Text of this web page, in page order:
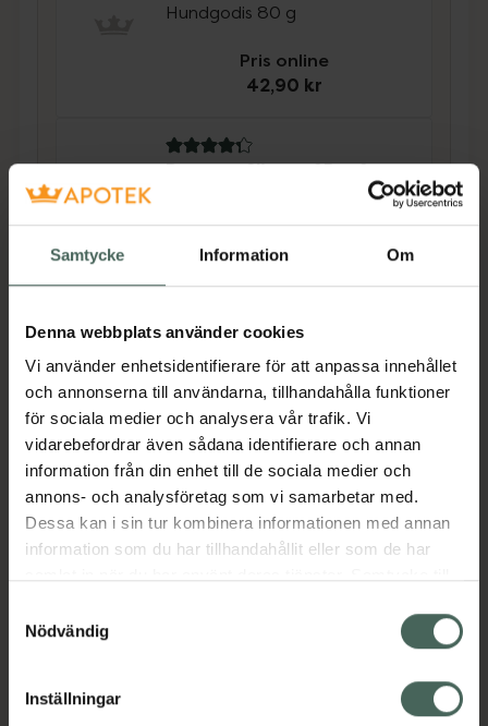
Samtycke Information Om
Denna webbplats använder cookies
Vi använder enhetsidentifierare för att anpassa innehållet
och annonserna till användarna, tillhandahålla funktioner
för sociala medier och analysera vår trafik. Vi
vidarebefordrar även sådana identifierare och annan
information från din enhet till de sociala medier och
annons- och analysföretag som vi samarbetar med.
Dessa kan i sin tur kombinera informationen med annan
information som du har tillhandahållit eller som de har
återkalla ditt samtycke via webbplatsens
cookieinställningar. Ett återkallat samtycke påverkar inte
lagligheten av behandling som skett innan återkallelsen.
Nödvändig
Inställningar
Hundgodis 80 g
Pris online
42,90 kr
4.3 av 5 i omdöme
Dogman Slices of Beef
Pris online
Köp båda
Beskrivning Dölj
Delikat hundgodis gjort av enbart lammkött
och med en oemotståndlig smak. Kan lätt
delas till lämpliga bitar. Helt fritt från vete och
utan tillsatt socker. Kommer i en praktisk och
lammkött. Slices of lamb.
EAN:07312134793332